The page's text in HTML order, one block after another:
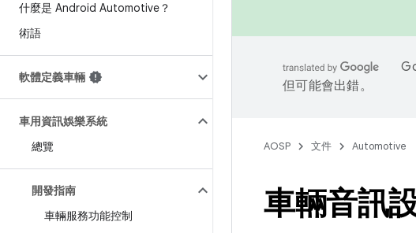
什麼是 Android Automotive？
術語
軟體定義車輛
車用資訊娛樂系統
總覽
開發指南
車輛服務功能控制
但可能會出錯。
AOSP 文件 Automotive
車輛音訊